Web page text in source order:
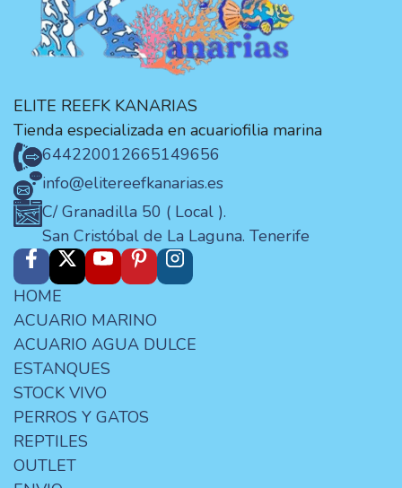
ELITE REEFK KANARIAS
Tienda especializada en acuariofilia marina
644220012665149656
info@elitereefkanarias.es
C/ Granadilla 50 ( Local ).
San Cristóbal de La Laguna. Tenerife
HOME
ACUARIO MARINO
ACUARIO AGUA DULCE
ESTANQUES
STOCK VIVO
PERROS Y GATOS
REPTILES
OUTLET